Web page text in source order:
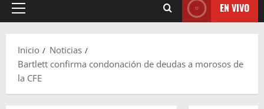
Menú
EN VIVO
Inicio
Noticias
Bartlett confirma condonación de deudas a morosos de
la CFE